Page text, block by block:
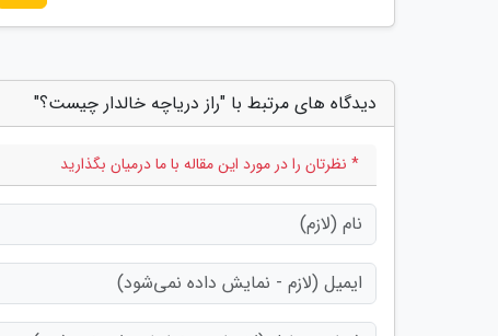
دیدگاه های مرتبط با "راز دریاچه خالدار چیست؟"
* نظرتان را در مورد این مقاله با ما درمیان بگذارید